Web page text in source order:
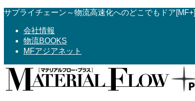
コ
へ
ス
ナ
ョ
ン
サプライチェーン～物流高速化へのどこでもドア[MF+]
会社情報
物流BOOKS
MFアジアネット